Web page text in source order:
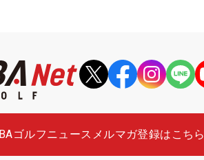
ゴルフニュース メルマガ登録はこちら